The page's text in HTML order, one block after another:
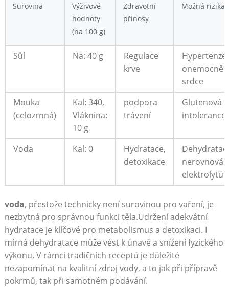
Surovina
Výživové
hodnoty
(na 100 g)
Zdravotní
přínosy
Možná rizika
Sůl Na: 40 g
Regulace
krve
Hypertenze,
srdce
Mouka
(celozrnná)
Kal: 340,
Vláknina:
10 g
podpora
trávení
Glutenová
intolerance
Voda Kal: 0
Hydratace,
detoxikace
elektrolytů
voda, přestože technicky není surovinou pro vaření, je
nezbytná pro správnou funkci těla.Udržení adekvátní
hydratace je klíčové pro metabolismus a detoxikaci. I
mírná dehydratace může vést k únavě a snížení fyzického
výkonu. V rámci tradičních receptů je důležité
nezapomínat na kvalitní zdroj vody, a to jak při přípravě
pokrmů, tak při samotném podávání.